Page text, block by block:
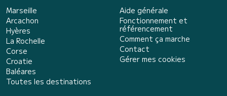
Marseille
Arcachon
Hyères
La Rochelle
Corse
Croatie
Baléares
Toutes les destinations
Aide générale
Fonctionnement et
référencement
Comment ça marche
Contact
Gérer mes cookies